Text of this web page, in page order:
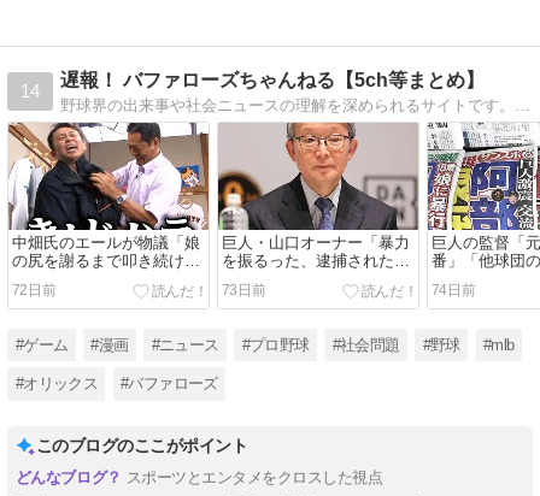
14
遅報！ バファローズちゃんねる【5ch等まとめ】
野球界の出来事や社会ニュースの理解を深められるサイトです。#オリックス https://twitter.com/buffa_channel
中畑氏のエールが物議「娘
の尻を謝るまで叩き続けた
ことがある」「あの時があ
ってよかった」【阿部辞
72日前
巨人・山口オーナー「暴力
を振るった、逮捕されたと
いう事実は消すことができ
ない」【阿部辞任】
73日前
巨人の監督「
番」「他球団
ない純血」←
【阿部辞任】
74日前
#ゲーム #漫画 #ニュース #プロ野球 #社会問題 #野球 #mlb
#オリックス #バファローズ
このブログのここがポイント
スポーツとエンタメをクロスした視点